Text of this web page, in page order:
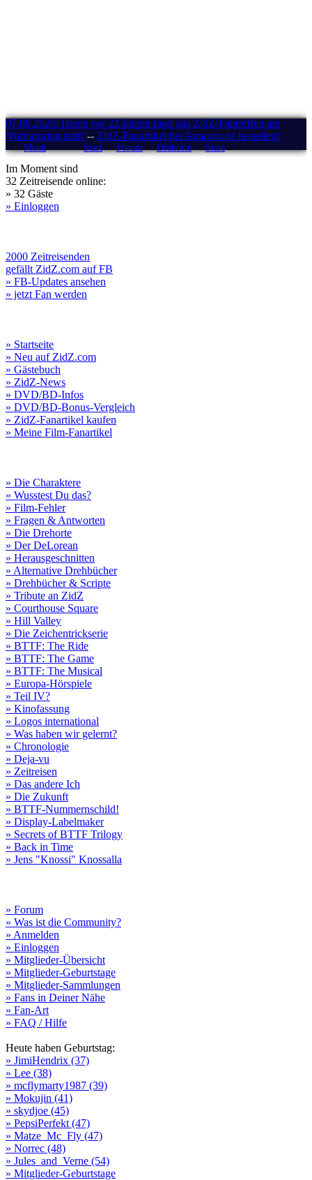
07.08.2026: Heute vor 22 Jahren fand das ZidZ-Fantreffen am
Nürburgring statt! -- ZidZ-Fanartikel bei Amazon.de bestellen!
Menü Start Forum Drehorte Stars
Im Moment sind
32 Zeitreisende online:
» 32 Gäste
» Einloggen
2000 Zeitreisenden
gefällt ZidZ.com auf FB
» FB-Updates ansehen
» jetzt Fan werden
» Startseite
» Neu auf ZidZ.com
» Gästebuch
» ZidZ-News
» DVD/BD-Infos
» DVD/BD-Bonus-Vergleich
» ZidZ-Fanartikel kaufen
» Meine Film-Fanartikel
» Die Charaktere
» Wusstest Du das?
» Film-Fehler
» Fragen & Antworten
» Die Drehorte
» Der DeLorean
» Herausgeschnitten
» Alternative Drehbücher
» Drehbücher & Scripte
» Tribute an ZidZ
» Courthouse Square
» Hill Valley
» Die Zeichentrickserie
» BTTF: The Ride
» BTTF: The Game
» BTTF: The Musical
» Europa-Hörspiele
» Teil IV?
» Kinofassung
» Logos international
» Was haben wir gelernt?
» Chronologie
» Deja-vu
» Zeitreisen
» Das andere Ich
» Die Zukunft
» BTTF-Nummernschild!
» Display-Labelmaker
» Secrets of BTTF Trilogy
» Back in Time
» Jens "Knossi" Knossalla
» Forum
» Was ist die Community?
» Anmelden
» Einloggen
» Mitglieder-Übersicht
» Mitglieder-Geburtstage
» Mitglieder-Sammlungen
» Fans in Deiner Nähe
» Fan-Art
» FAQ / Hilfe
Heute haben Geburtstag:
» JimiHendrix (37)
» Lee (38)
» mcflymarty1987 (39)
» Mokujin (41)
» skydjoe (45)
» PepsiPerfekt (47)
» Matze_Mc_Fly (47)
» Norrec (48)
» Jules_and_Verne (54)
» Mitglieder-Geburtstage